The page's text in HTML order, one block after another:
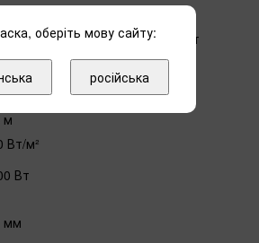
килим, ПВХ, пробка, паркет
м
Вт/м²
Вт
мм
оберіть мову сайту:
російська